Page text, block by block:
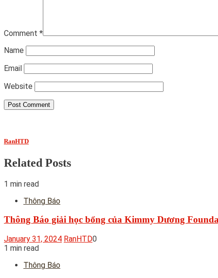
Comment *
Name
Email
Website
RanHTD
Related Posts
1 min read
Thông Báo
Thông Báo giải học bổng của Kimmy Dương
January 31, 2024 RanHTD0
1 min read
Thông Báo